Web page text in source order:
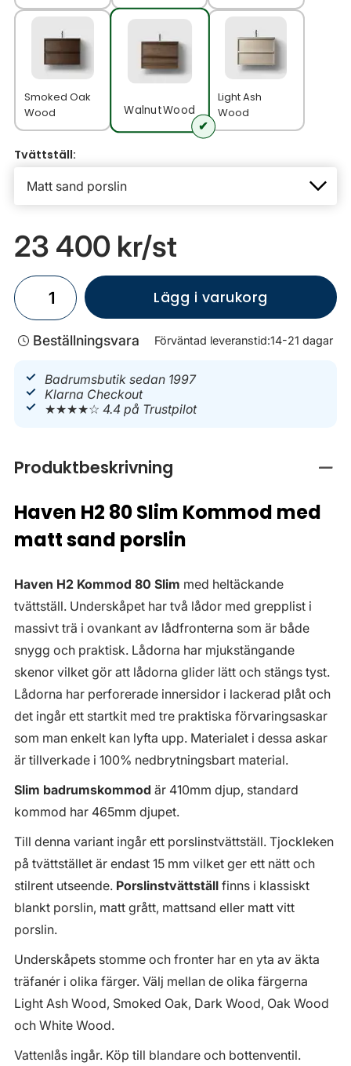
Smoked Oak
Wood
Walnut Wood
Light Ash
Wood
Tvättställ:
23 400 kr/st
Lägg i varukorg
Beställningsvara Förväntad leveranstid:14-21 dagar
Badrumsbutik sedan 1997
Klarna Checkout
★★★★☆4.4 på Trustpilot
Produktbeskrivning
Haven H2 80 Slim Kommod med
matt sand porslin
Haven H2 Kommod 80 Slim med heltäckande
tvättställ. Underskåpet har två lådor med grepplist i
massivt trä i ovankant av lådfronterna som är både
snygg och praktisk. Lådorna har mjukstängande
skenor vilket gör att lådorna glider lätt och stängs tyst.
Lådorna har perforerade innersidor i lackerad plåt och
det ingår ett startkit med tre praktiska förvaringsaskar
som man enkelt kan lyfta upp. Materialet i dessa askar
är tillverkade i 100% nedbrytningsbart material.
Slim badrumskommod är 410mm djup, standard
kommod har 465mm djupet.
Till denna variant ingår ett porslinstvättställ. Tjockleken
på tvättstället är endast 15 mm vilket ger ett nätt och
stilrent utseende. Porslinstvättställ finns i klassiskt
blankt porslin, matt grått, mattsand eller matt vitt
porslin.
Underskåpets stomme och fronter har en yta av äkta
träfanér i olika färger. Välj mellan de olika färgerna
Light Ash Wood, Smoked Oak, Dark Wood, Oak Wood
och White Wood.
Vattenlås ingår. Köp till blandare och bottenventil.